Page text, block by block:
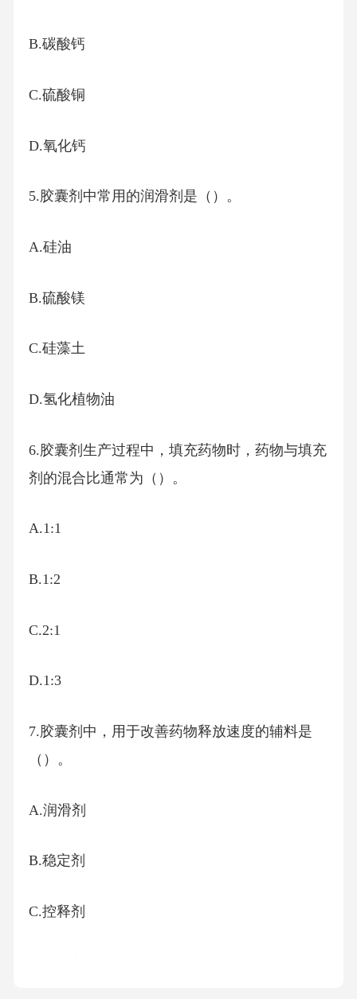
B.碳酸钙
C.硫酸铜
D.氧化钙
5.胶囊剂中常用的润滑剂是（）。
A.硅油
B.硫酸镁
C.硅藻土
D.氢化植物油
6.胶囊剂生产过程中，填充药物时，药物与填充
剂的混合比通常为（）。
A.1:1
B.1:2
C.2:1
D.1:3
7.胶囊剂中，用于改善药物释放速度的辅料是
（）。
A.润滑剂
B.稳定剂
C.控释剂